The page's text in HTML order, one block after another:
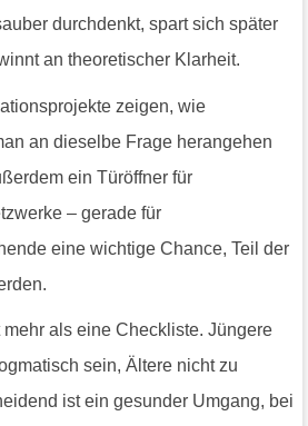
durchdenkt, spart sich später
an theoretischer Klarheit.
zeigen, wie
an dieselbe Frage herangehen
ein Türöffner für
– gerade für
eine wichtige Chance, Teil der
als eine Checkliste. Jüngere
sein, Ältere nicht zu
ist ein gesunder Umgang, bei